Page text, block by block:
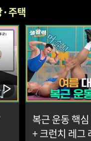
주택
복근 운동 핵
+ 크런치 레그